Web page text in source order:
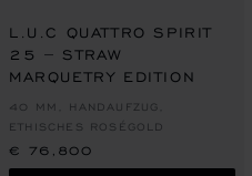
L.U.C QUATTRO SPIRIT
25 – STRAW
MARQUETRY EDITION
40 MM, HANDAUFZUG,
ETHISCHES ROSÉGOLD
€ 76,800